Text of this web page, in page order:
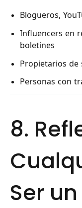
Blogueros,
Influencers en
boletines
Propietarios
Personas con
8.
Ser